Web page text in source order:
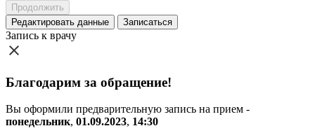
Продолжить
Редактировать данные Записаться
Запись к врачу
Благодарим за обращение!
Вы оформили предварительную запись на прием -
понедельник, 01.09.2023, 14:30